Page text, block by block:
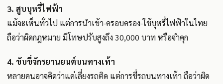
3. สูบบุหรี่ไฟฟ้า
แม้จะเห็นทั่วไป แต่การนำเข้า-ครอบครอง-ใช้บุหรี่ไฟฟ้าในไทย
ถือว่าผิดกฎหมาย มีโทษปรับสูงถึง 30,000 บาท หรือจำคุก
4. ขับขี่จักรยานยนต์บนทางเท้า
หลายคนอาจคิดว่าแค่เลี่ยงรถติด แต่การขี่รถบนทางเท้า ถือว่าผิด